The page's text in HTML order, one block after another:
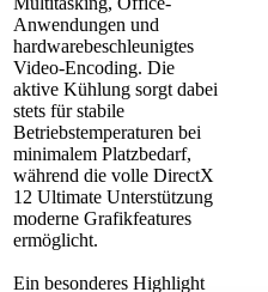
Anwendungen und
hardwarebeschleunigtes
Video-Encoding. Die
aktive Kühlung sorgt dabei
stets für stabile
Betriebstemperaturen bei
minimalem Platzbedarf,
während die volle DirectX
12 Ultimate Unterstützung
moderne Grafikfeatures
ermöglicht.
Ein besonderes Highlight